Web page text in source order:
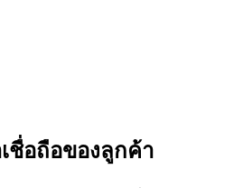
ชื่อถือของลูกค้า